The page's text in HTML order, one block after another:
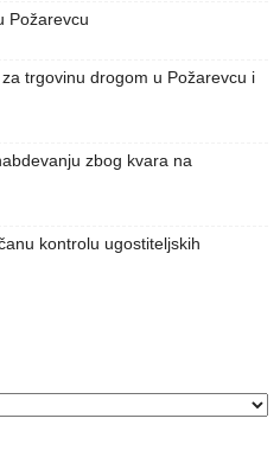
Požarevcu
trgovinu drogom u Požarevcu i
zbog kvara na
kontrolu ugostiteljskih